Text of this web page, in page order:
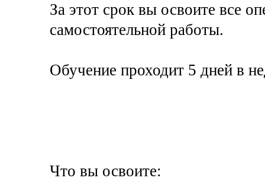
За этот срок вы освоите все
самостоятельной работы.
Обучение проходит 5 дней в
Что вы освоите: